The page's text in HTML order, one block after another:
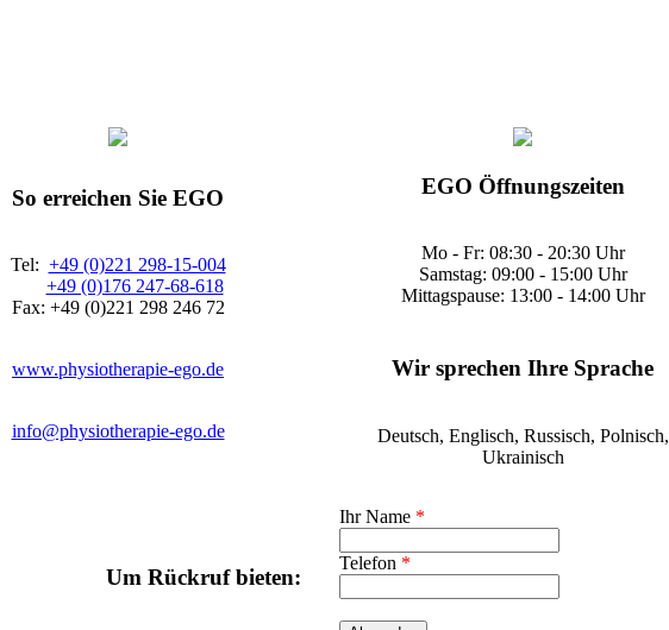
So erreichen Sie EGO
Tel: +49 (0)221 298-15-004
+49 (0)176 247-68-618
Fax: +49 (0)221 298 246 72
www.physiotherapie-ego.de
info@physiotherapie-ego.de
EGO Öffnungszeiten
Mo - Fr: 08:30 - 20:30 Uhr
Samstag: 09:00 - 15:00 Uhr
Mittagspause: 13:00 - 14:00 Uhr
Wir sprechen Ihre Sprache
Deutsch, Englisch, Russisch, Polnisch,
Ukrainisch
Um Rückruf bieten:
Ihr Name *
Telefon *